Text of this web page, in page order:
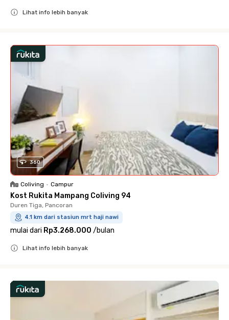
Lihat info lebih banyak
360
Coliving • Campur
Kost Rukita Mampang Coliving 94
Duren Tiga, Pancoran
4.1 km dari stasiun mrt haji nawi
mulai dari Rp3.268.000 /bulan
Lihat info lebih banyak